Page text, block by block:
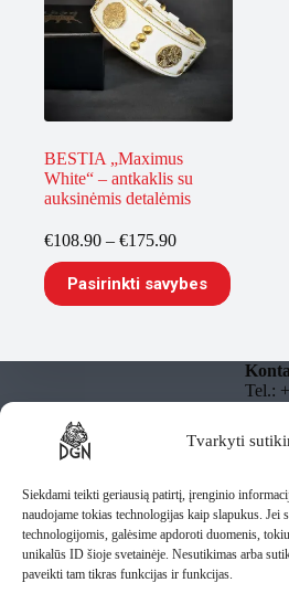
Tvarkyti
Siekdami teikti geriausią patirtį, įrenginio
naudojame tokias technologijas kaip slapukus. Jei
technologijomis, galėsime apdoroti duomenis,
unikalūs ID šioje svetainėje. Nesutikimas arba
paveikti tam tikras funkcijas ir funkcijas.
BESTIA „Maximus
White“ – antkaklis su
auksinėmis detalėmis
€108.90 – €175.90Price
range:
€108.90
through
Pasirinkti savybes
This
product
has
chosen
the
product
page
Informacija
Taisyklės
Pristatymas
Tel.: